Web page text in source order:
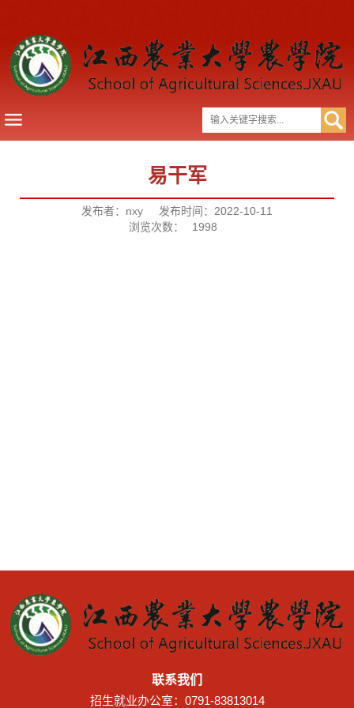
易干军
发布者：nxy
发布时间：2022-10-11
浏览次数：
1998
联系我们
招生就业办公室：0791-83813014